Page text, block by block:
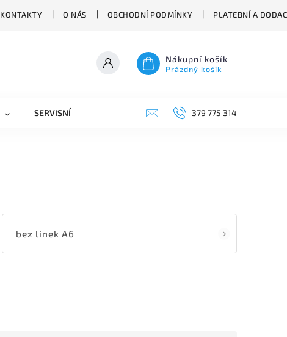
KONTAKTY O NÁS OBCHODNÍ PODMÍNKY PLATEBNÍ A
Nákupní košík
Prázdný košík
SERVISNÍ VYSAVAČE 379 775 314
bez linek A6